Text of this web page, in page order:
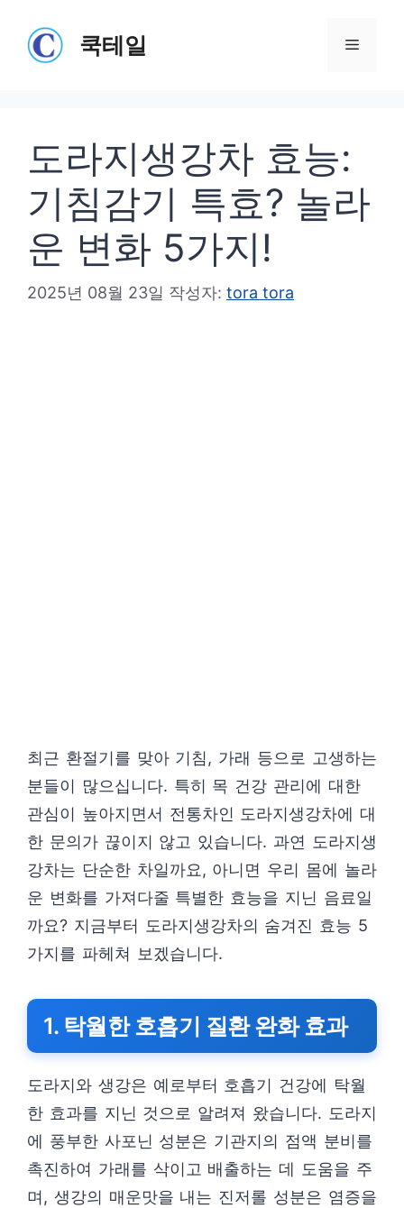
쿡테일 메
도라지생강차 효능:
기침감기 특효? 놀라
운 변화 5가지!
2025년 08월 23일 작성자: tora tora
최근 환절기를 맞아 기침, 가래 등으로 고생하는
분들이 많으십니다. 특히 목 건강 관리에 대한
관심이 높아지면서 전통차인 도라지생강차에 대
한 문의가 끊이지 않고 있습니다. 과연 도라지생
강차는 단순한 차일까요, 아니면 우리 몸에 놀라
운 변화를 가져다줄 특별한 효능을 지닌 음료일
까요? 지금부터 도라지생강차의 숨겨진 효능 5
가지를 파헤쳐 보겠습니다.
1. 탁월한 호흡기 질환 완화 효과
도라지와 생강은 예로부터 호흡기 건강에 탁월
한 효과를 지닌 것으로 알려져 왔습니다. 도라지
에 풍부한 사포닌 성분은 기관지의 점액 분비를
촉진하여 가래를 삭이고 배출하는 데 도움을 주
며, 생강의 매운맛을 내는 진저롤 성분은 염증을